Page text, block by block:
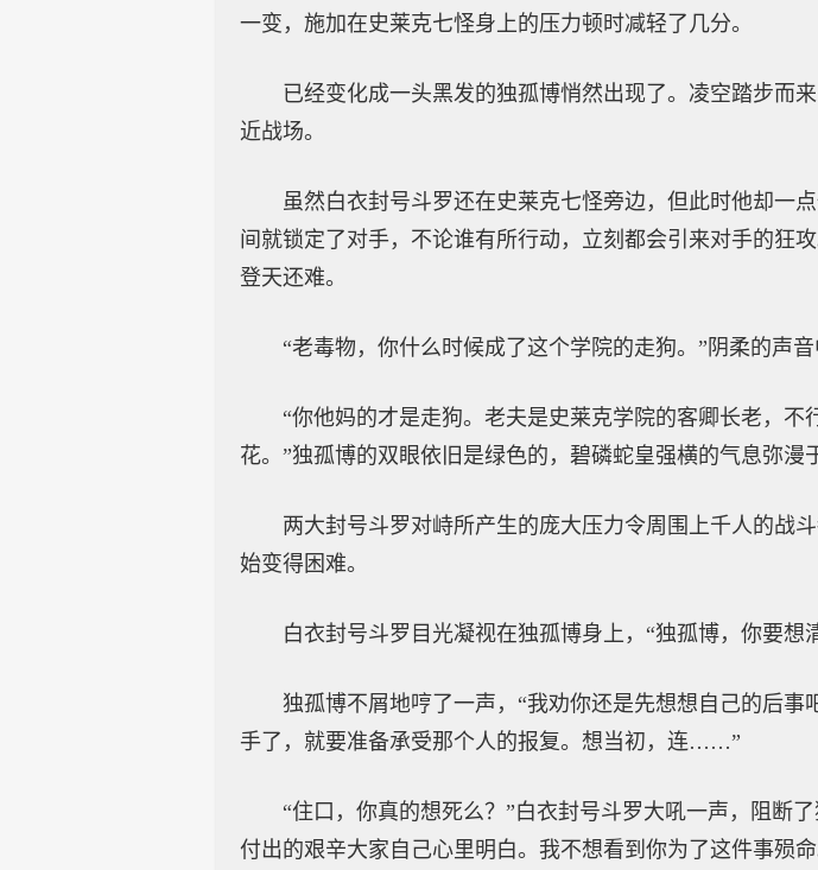
一变，施加在史莱克七怪身上的压力顿时减轻了几分。
已经变化成一头黑发的独孤博悄然出现了。凌空踏步而
近战场。
虽然白衣封号斗罗还在史莱克七怪旁边，但此时他却一
间就锁定了对手，不论谁有所行动，立刻都会引来对手的狂
登天还难。
“老毒物，你什么时候成了这个学院的走狗。”阴柔的声音
“你他妈的才是走狗。老夫是史莱克学院的客卿长老，
花。”独孤博的双眼依旧是绿色的，碧磷蛇皇强横的气息弥漫
两大封号斗罗对峙所产生的庞大压力令周围上千人的战
始变得困难。
白衣封号斗罗目光凝视在独孤博身上，“独孤博，你要
独孤博不屑地哼了一声，“我劝你还是先想想自己的后
手了，就要准备承受那个人的报复。想当初，连……”
“住口，你真的想死么？”白衣封号斗罗大吼一声，阻断
付出的艰辛大家自己心里明白。我不想看到你为了这件事殒